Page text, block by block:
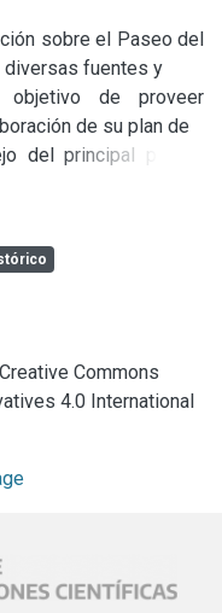
sobre el Paseo del
diversas fuentes y
de proveer
de su plan de
del principal parque
que existe con
gozar del mismo en el
manera sucinta los
origen a este
fundamentos en que
se recuerdan las
su descripción
imperantes a
social. Se observa
las primeras décadas
de parque público.
desafíos que
Commons
4.0 International